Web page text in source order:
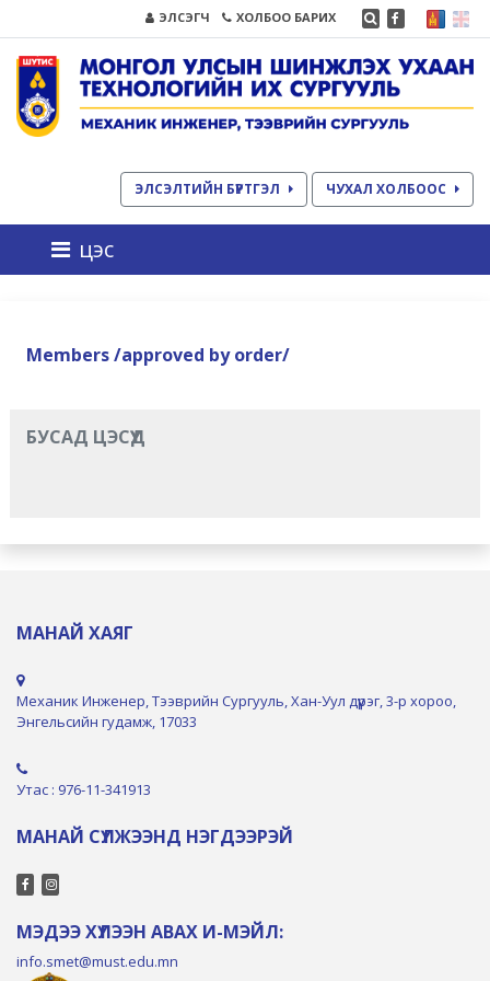
ЭЛСЭГЧ ХОЛБОО БАРИХ
ЭЛСЭЛТИЙН БҮРТГЭЛ ЧУХАЛ ХОЛБООС
цэс
Members /approved by order/
БУСАД ЦЭСҮҮД
МАНАЙ ХАЯГ
Механик Инженер, Тээврийн Сургууль, Хан-Уул дүүрэг, 3-р хороо,
Энгельсийн гудамж, 17033
Утас : 976-11-341913
МАНАЙ СҮЛЖЭЭНД НЭГДЭЭРЭЙ
МЭДЭЭ ХҮЛЭЭН АВАХ И-МЭЙЛ:
info.smet@must.edu.mn